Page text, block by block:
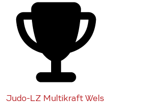
Judo-LZ Multikraft Wels